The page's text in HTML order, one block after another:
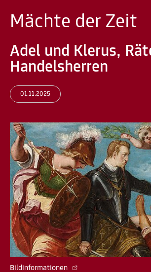
Mächte der Zeit
Adel und Klerus,
Handelsherren
01.11.2025
Bildinformationen